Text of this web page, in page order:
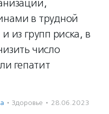
в трудной
из групп риска, в
число
гепатит
· Здоровье · 28.06.2023